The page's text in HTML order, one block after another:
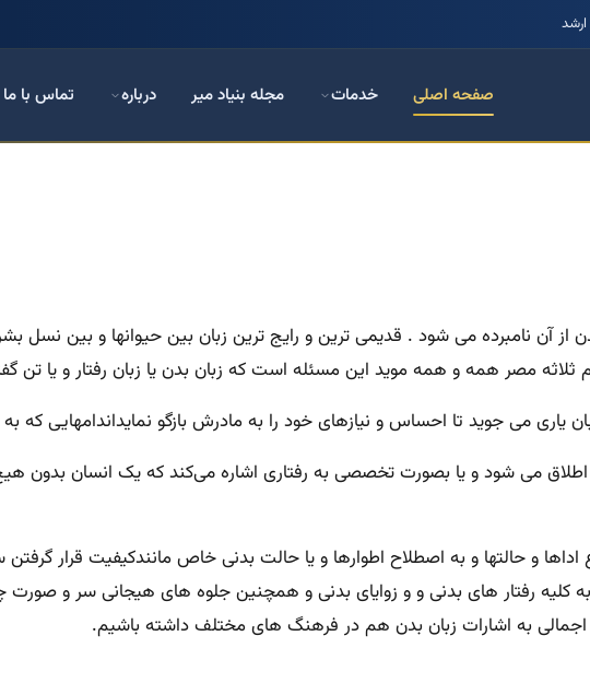
صفحه اصلی خدمات مجله بنیاد میر درباره تماس با ما
از آن نامبرده می شود . قدیمی ترین و رایج ترین زبان بین حیوانها و بین
مصر همه و همه موید این مسئله است که زبان بدن یا زبان رفتار و یا تن
یاری می جوید تا احساس و نیازهای خود را به مادرش بازگو نمایداندامهایی
اطلاق می شود و یا بصورت تخصصی به رفتاری اشاره می‌کند که یک انسان بدون
اداها و حالتها و به اصطلاح اطوارها و یا حالت بدنی خاص مانندکیفیت قرار
کلیه رفتار های بدنی و و زوایای بدنی و همچنین جلوه های هیجانی سر و صورت